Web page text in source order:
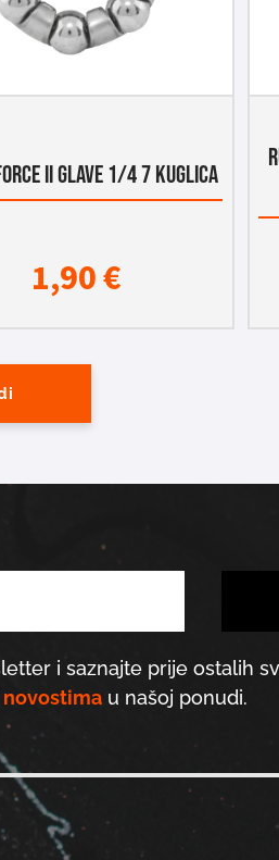
II GLAVE 1/4 7 KUGLICA
1,90€
i saznajte prije ostalih
novostimau našoj ponudi.